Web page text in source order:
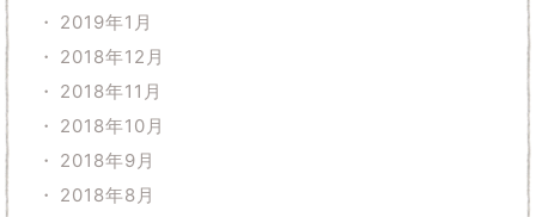
2019年1月
2018年12月
2018年11月
2018年10月
2018年9月
2018年8月